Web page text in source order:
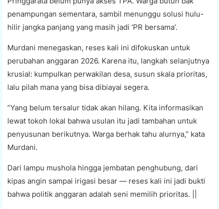
penampungan sementara, sambil menunggu solusi hulu-
hilir jangka panjang yang masih jadi ‘PR bersama’.
Murdani menegaskan, reses kali ini difokuskan untuk
perubahan anggaran 2026. Karena itu, langkah selanjutnya
krusial: kumpulkan perwakilan desa, susun skala prioritas,
lalu pilah mana yang bisa dibiayai segera.
“Yang belum tersalur tidak akan hilang. Kita informasikan
lewat tokoh lokal bahwa usulan itu jadi tambahan untuk
penyusunan berikutnya. Warga berhak tahu alurnya,” kata
Murdani.
Dari lampu mushola hingga jembatan penghubung, dari
kipas angin sampai irigasi besar — reses kali ini jadi bukti
bahwa politik anggaran adalah seni memilih prioritas. ||